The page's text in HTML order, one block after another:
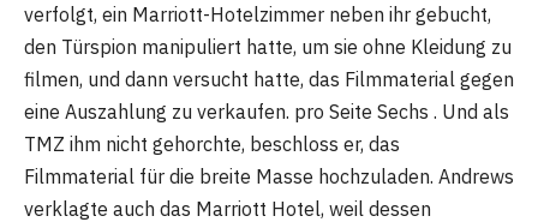
verfolgt, ein Marriott-Hotelzimmer neben ihr gebucht,
den Türspion manipuliert hatte, um sie ohne Kleidung zu
filmen, und dann versucht hatte, das Filmmaterial gegen
eine Auszahlung zu verkaufen. pro Seite Sechs . Und als
TMZ ihm nicht gehorchte, beschloss er, das
Filmmaterial für die breite Masse hochzuladen. Andrews
verklagte auch das Marriott Hotel, weil dessen